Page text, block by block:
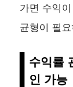
가면 수익
균형이 필
수익률
인 가능